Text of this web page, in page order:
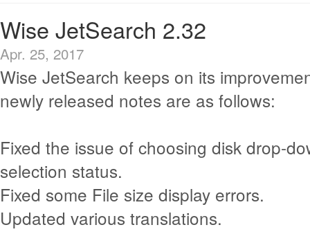
Wise JetSearch 2.32
Apr. 25, 2017
Wise JetSearch keeps on its
newly released notes are as follows:
Fixed the issue of choosing disk drop-
selection status.
Fixed some File size display errors.
Updated various translations.